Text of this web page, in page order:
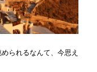
られるなんて、今思え